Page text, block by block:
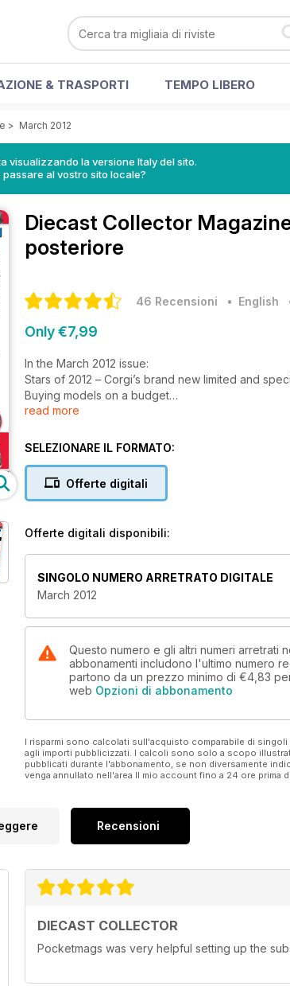
& TRASPORTI TEMPO LIBERO
> March 2012
visualizzando la versione Italy del sito.
passare al vostro sito locale?
Diecast Collector
posteriore
46 Recensioni • English
Only €7,99
In the March 2012 issue:
Stars of 2012 – Corgi’s brand new limited and
Buying models on a budget
Top Model – EFE’s Southdown Leyland PD2
Mystery of the 1940s Auto-Union car
read more
SELEZIONARE IL FORMATO:
Offerte digitali
Offerte digitali disponibili:
SINGOLO NUMERO ARRETRATO DIGITALE
March 2012
Questo numero e gli altri numeri arretrati
abbonamenti includono l'ultimo numero
partono da un prezzo minimo di €4,83
web Opzioni di abbonamento
I risparmi sono calcolati sull'acquisto comparabile di
agli importi pubblicizzati. I calcoli sono solo a scopo
pubblicati durante l'abbonamento, se non diversamente
venga annullato nell'area Il mio account fino a 24 ore prima
Recensioni
DIECAST COLLECTOR
Pocketmags was very helpful setting up the